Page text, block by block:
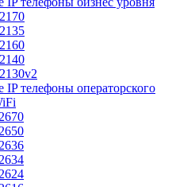
телефоны операторского